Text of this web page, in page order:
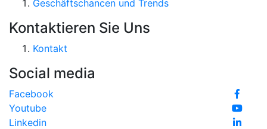
Geschäftschancen und Trends
Kontaktieren Sie Uns
Kontakt
Social media
Facebook
Youtube
Linkedin